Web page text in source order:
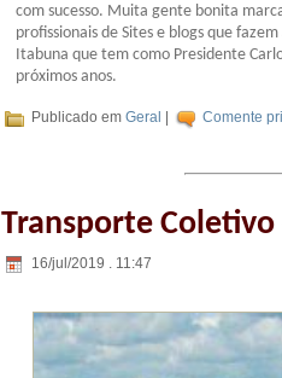
com sucesso. Muita gente bonita
profissionais de Sites e blogs que
Itabuna que tem como Presidente
próximos anos.
Publicado em Geral | Comente
Transporte
16/jul/2019 . 11:47